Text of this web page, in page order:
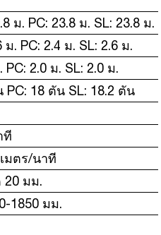
ม. PC: 23.8 ม. SL: 23.8 ม.
. PC: 2.4 ม. SL: 2.6 ม.
2.0 ม. SL: 2.0 ม.
18 ตัน SL: 18.2 ตัน
ที
มตร/นาที
20 มม.
1850 มม.